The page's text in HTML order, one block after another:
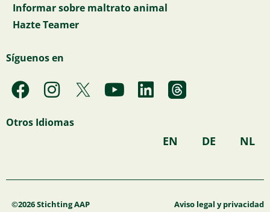
Informar sobre maltrato animal
Hazte Teamer
Síguenos en
F
a
c
o
I
n
s
g
Y
o
b
L
i
d
Otros Idiomas
EN DE NL
©2026 Stichting AAP Aviso legal y privacidad